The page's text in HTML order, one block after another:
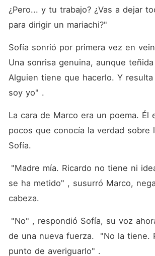
¿Pero... y tu trabajo? ¿Vas a dejar
para dirigir un mariachi?"
Sofía sonrió por primera vez en
Una sonrisa genuina, aunque
Alguien tiene que hacerlo. Y
soy yo" .
La cara de Marco era un poema. Él
pocos que conocía la verdad sobre
Sofía.
se ha metido" , susurró Marco,
cabeza.
de una nueva fuerza.  "No la tiene.
punto de averiguarlo" .